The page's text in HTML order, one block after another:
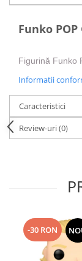
Funko
Figurină Funko
Informatii
Caracteristici
Review-uri(0)
-30 RON